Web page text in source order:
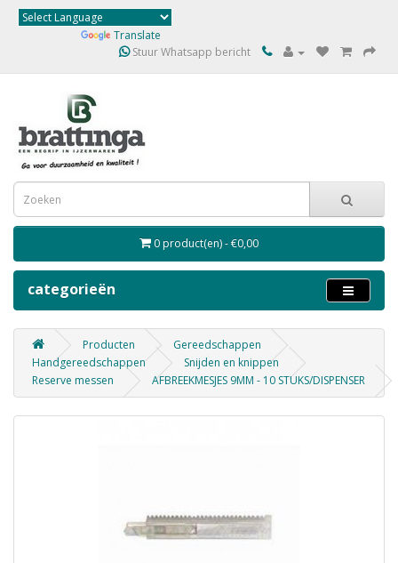
Translate
Stuur Whatsapp bericht
0 product(en) - €0,00
categorieën
Producten
Gereedschappen
Handgereedschappen
Snijden en knippen
Reserve messen
AFBREEKMESJES 9MM - 10 STUKS/DISPENSER